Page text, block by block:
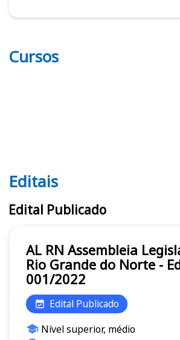
Cursos
Editais AL RN
Editais
Edital Publicado
AL RN Assembleia Legislativa do
Rio Grande do Norte -
001/2022
Edital Publicado
Nível superior, médio